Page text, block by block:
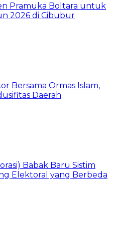
Pramuka Boltara untuk
2026 di Cibubur
Bersama Ormas Islam,
Daerah
Babak Baru Sistim
Elektoral yang Berbeda